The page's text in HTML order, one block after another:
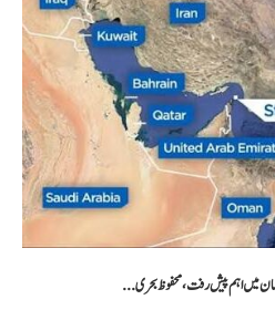
عمان میں اہم پیش رفت، محفوظ بحری...